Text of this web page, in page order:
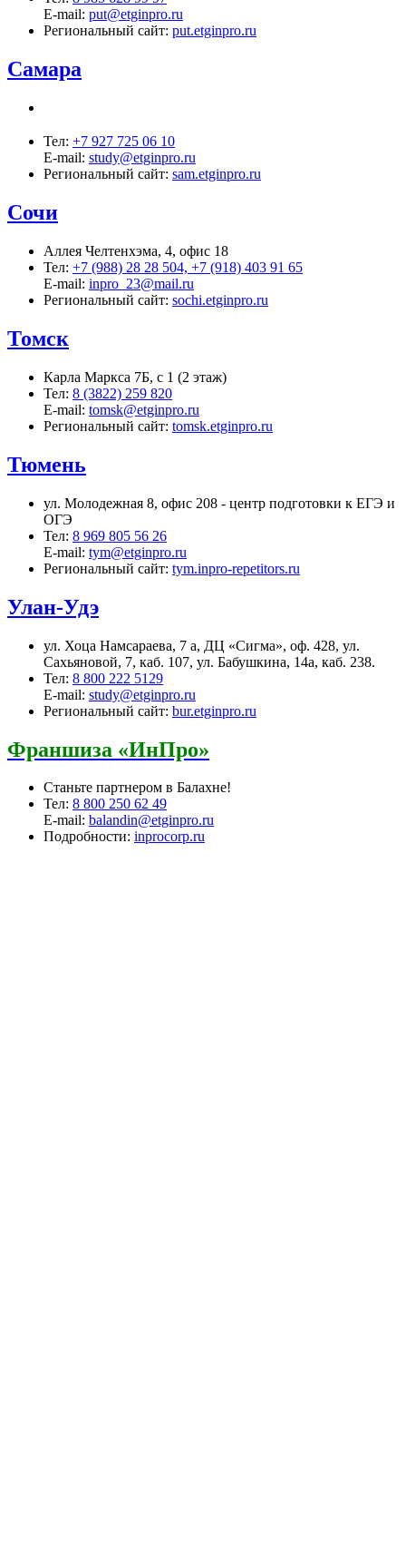
E-mail: put@etginpro.ru
Региональный сайт: put.etginpro.ru
Самара
Тел: +7 927 725 06 10
E-mail: study@etginpro.ru
Региональный сайт: sam.etginpro.ru
Сочи
Аллея Челтенхэма, 4, офис 18
Тел: +7 (988) 28 28 504, +7 (918) 403 91 65
E-mail: inpro_23@mail.ru
Региональный сайт: sochi.etginpro.ru
Томск
Карла Маркса 7Б, с 1 (2 этаж)
Тел: 8 (3822) 259 820
E-mail: tomsk@etginpro.ru
Региональный сайт: tomsk.etginpro.ru
Тюмень
ул. Молодежная 8, офис 208 - центр подготовки к ЕГЭ и
ОГЭ
Тел: 8 969 805 56 26
E-mail: tym@etginpro.ru
Региональный сайт: tym.inpro-repetitors.ru
Улан-Удэ
ул. Хоца Намсараева, 7 а, ДЦ «Сигма», оф. 428, ул.
Сахьяновой, 7, каб. 107, ул. Бабушкина, 14а, каб. 238.
Тел: 8 800 222 5129
E-mail: study@etginpro.ru
Региональный сайт: bur.etginpro.ru
Франшиза «ИнПро»
Станьте партнером в Балахне!
Тел: 8 800 250 62 49
E-mail: balandin@etginpro.ru
Подробности: inprocorp.ru